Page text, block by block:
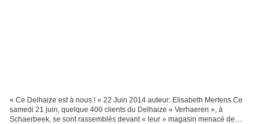
« Ce Delhaize est à nous ! » 22 Juin 2014 auteur: Elisabeth Mertens Ce
samedi 21 juin, quelque 400 clients du Delhaize « Verhaeren », à
Schaerbeek, se sont rassemblés devant « leur » magasin menacé de